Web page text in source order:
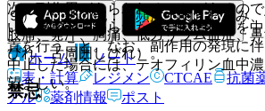
９）． その他：（頻度不明）むくみ
肢痛、発汗、胸痛、低カリウム血症、
びれ、舌周囲しびれ）。
禁忌
次の副作用があらわれることがあるの
い、異常が認められた場合には投与を
置を行うこと。なお、副作用の発現に
中止した場合には、テオフィリン血中
望ましい。
ホーム
ノート
表・計算
レジメン CTCAE 抗菌
アル
薬剤情報 ポスト